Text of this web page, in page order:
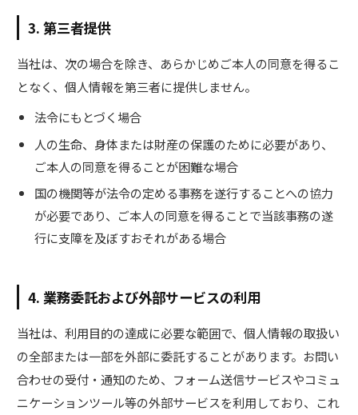
3. 第三者提供
当社は、次の場合を除き、あらかじめご本人の同意を得るこ
となく、個人情報を第三者に提供しません。
法令にもとづく場合
人の生命、身体または財産の保護のために必要があり、
ご本人の同意を得ることが困難な場合
国の機関等が法令の定める事務を遂行することへの協力
が必要であり、ご本人の同意を得ることで当該事務の遂
行に支障を及ぼすおそれがある場合
4. 業務委託および外部サービスの利用
当社は、利用目的の達成に必要な範囲で、個人情報の取扱い
の全部または一部を外部に委託することがあります。お問い
合わせの受付・通知のため、フォーム送信サービスやコミュ
ニケーションツール等の外部サービスを利用しており、これ